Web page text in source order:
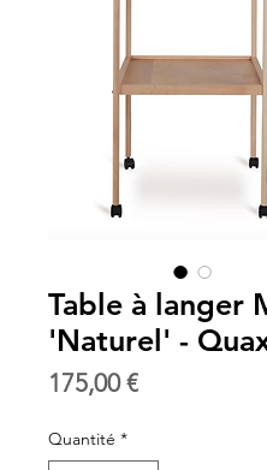
Table à langer
'Naturel' -
175,00 €Prix
Quantité *